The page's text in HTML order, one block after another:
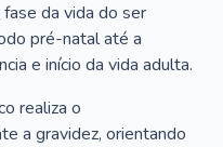
da vida do ser
pré-natal até a
e início da vida adulta.
realiza o
a gravidez, orientando